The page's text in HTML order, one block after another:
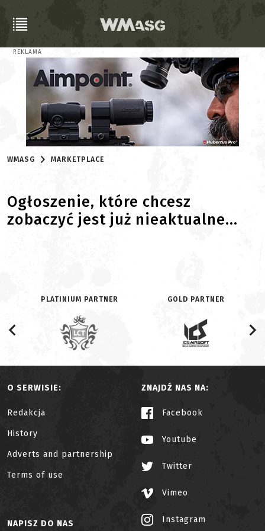
REKLAMA
WMASG MARKETPLACE
Ogłoszenie, które chcesz
zobaczyć jest już nieaktualne...
PLATINIUM PARTNER GOLD PARTNER
O SERWISIE:
Redakcja
History
Adverts and partnership
Terms of use
ZNAJDŹ NAS NA:
Facebook
Youtube
Twitter
Vimeo
Instagram
NAPISZ DO NAS